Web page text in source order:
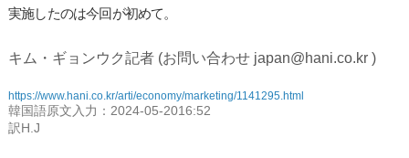
実施したのは今回が初めて。
キム・ギョンウク記者 (お問い合わせ japan@hani.co.kr )
https://www.hani.co.kr/arti/economy/marketing/1141295.html
韓国語原文入力：2024-05-2016:52
訳H.J